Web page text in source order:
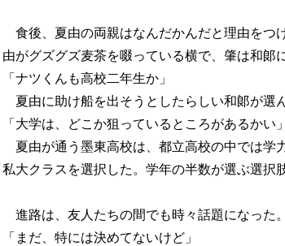
食後、夏由の両親はなんだかんだと理由をつ
由がグズグズ麦茶を啜っている横で、肇は和郞
「ナツくんも高校二年生か」
夏由に助け船を出そうとしたらしい和郞が選
「大学は、どこか狙っているところがあるかい」
夏由が通う墨東高校は、都立高校の中では学
私大クラスを選択した。学年の半数が選ぶ選択
進路は、友人たちの間でも時々話題になった
「まだ、特には決めてないけど」